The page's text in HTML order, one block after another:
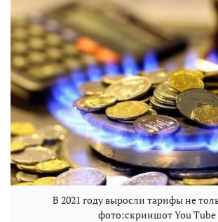
В 2021 году выросли тарифы не
фото:скриншот You Tube